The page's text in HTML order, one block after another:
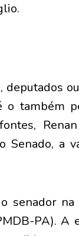
também
a
senador na
PA). A